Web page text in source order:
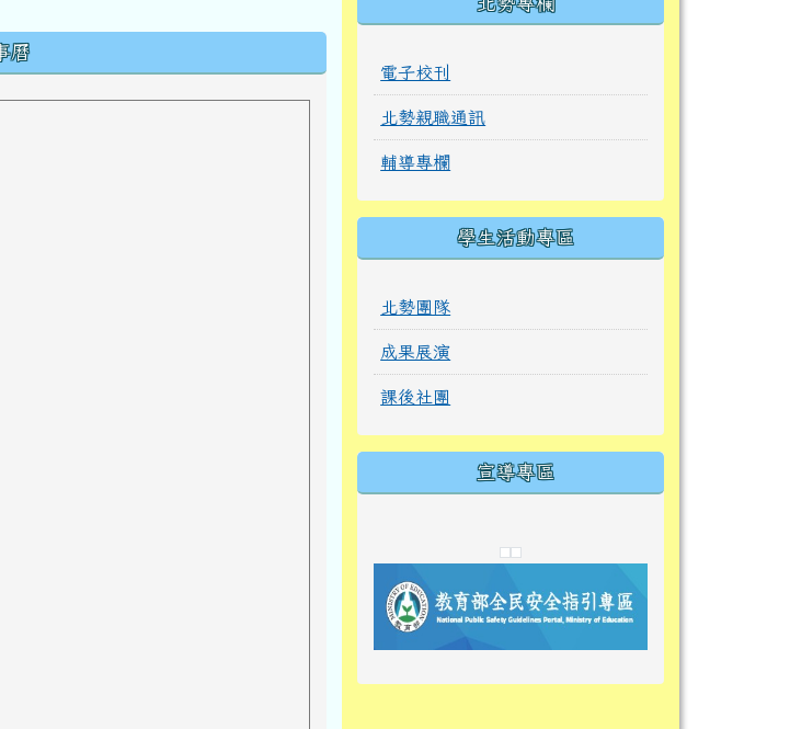
曆
電子校刊
北勢親職通訊
輔導專欄
學生活動專區
北勢團隊
成果展演
課後社團
宣導專區
link to https://
link to https://eliteracy.edu.tw/
link to https://
link to https://10000.gov.tw/
link to https://eliteracy.edu.tw/
link to https://10000.gov.tw/
link to https://
link to https://
link to https://i.win.org.tw/
link to https://
link to https://
link to https://
link to https://